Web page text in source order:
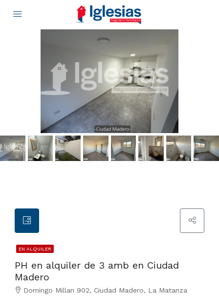
EN ALQUILER
PH en alquiler de 3 amb en Ciudad
Madero
Domingo Millan 902, Ciudad Madero, La Matanza